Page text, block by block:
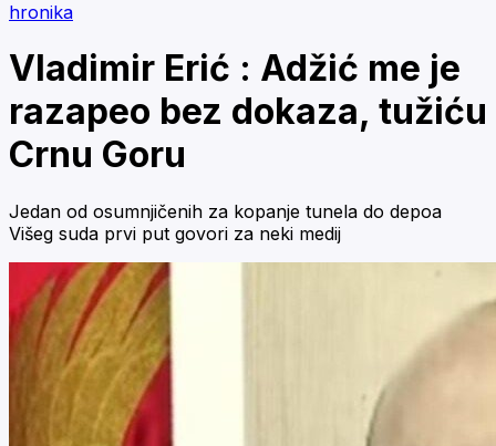
hronika
Vladimir Erić : Adžić me je
razapeo bez dokaza, tužiću
Crnu Goru
Jedan od osumnjičenih za kopanje tunela do depoa
Višeg suda prvi put govori za neki medij